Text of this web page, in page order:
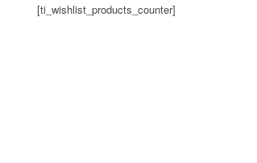
[ti_wishlist_products_counter]